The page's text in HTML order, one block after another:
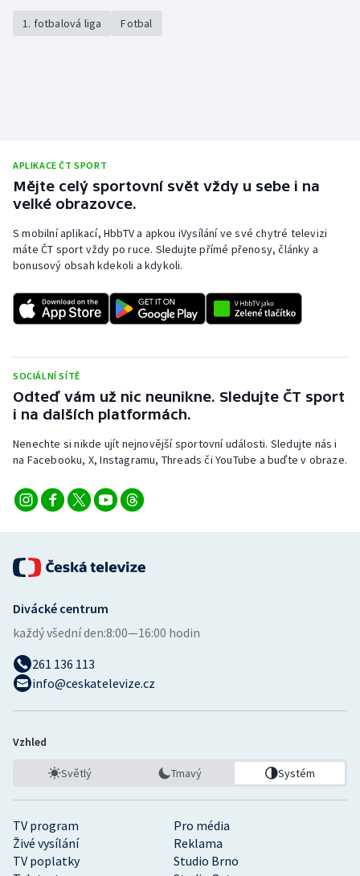
1. fotbalová liga Fotbal
APLIKACE ČT SPORT
Mějte celý sportovní svět vždy u sebe i na
velké obrazovce.
S mobilní aplikací, HbbTV a apkou iVysílání ve své chytré televizi
máte ČT sport vždy po ruce. Sledujte přímé přenosy, články a
bonusový obsah kdekoli a kdykoli.
SOCIÁLNÍ SÍTĚ
Odteď vám už nic neunikne. Sledujte ČT sport
i na dalších platformách.
Nenechte si nikde ujít nejnovější sportovní události. Sledujte nás i
na Facebooku, X, Instagramu, Threads či YouTube a buďte v obraze.
TV program
Pro média
Živé vysílání
Reklama
TV poplatky
Studio Brno
Divácké centrum
každý všední den:8:00—16:00 hodin
261 136 113
info@ceskatelevize.cz
Vzhled
Světlý Tmavý Systém